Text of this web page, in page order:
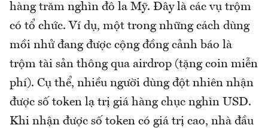
hàng trăm nghìn đô la Mỹ. Đây là các vụ trộm
có tổ chức. Ví dụ, một trong những cách dùng
mồi nhử đang được cộng đồng cảnh báo là
trộm tài sản thông qua airdrop (tặng coin miễn
phí). Cụ thể, nhiều người dùng đột nhiên nhận
được số token lạ trị giá hàng chục nghìn USD.
Khi nhận được số token có giá trị cao, nhà đầu